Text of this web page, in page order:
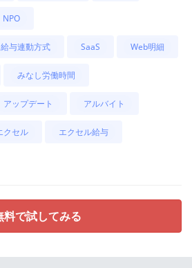
NPO
与連動方式 SaaS Web明細
みなし労働時間
アップデート アルバイト
クセル エクセル給与
料で試してみる